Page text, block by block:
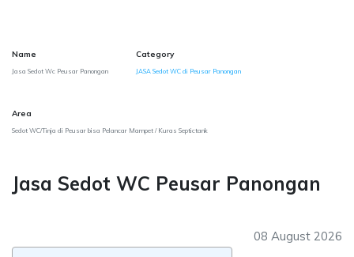
Name
Jasa Sedot Wc Peusar Panongan
Category
JASA Sedot WC di Peusar Panongan
Area
Sedot WC/Tinja di Peusar bisa Pelancar Mampet / Kuras Septictank
Jasa Sedot WC Peusar Panongan
08 August 2026